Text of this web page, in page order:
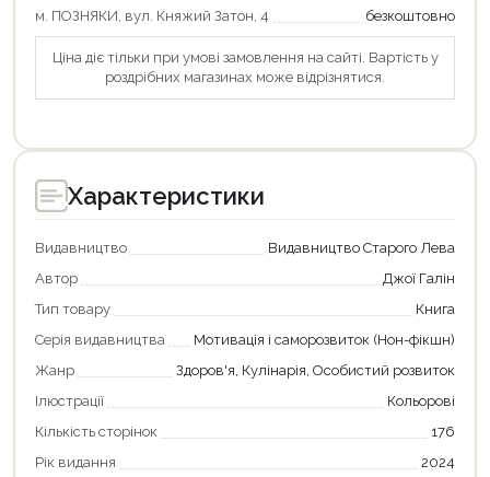
м. ПОЗНЯКИ, вул. Княжий Затон, 4 безкоштовно
Ціна діє тільки при умові замовлення на сайті. Вартість у
роздрібних магазинах може відрізнятися.
Характеристики
Видавництво
Видавництво Старого Лева
Автор
Джої Галін
Тип товару
Книга
Серія видавництва
Мотивація і саморозвиток (Нон-фікшн)
Жанр
Здоров'я, Кулінарія, Особистий розвиток
Ілюстрації
Кольорові
Кількість сторінок
176
Рік видання
2024
Продовжити покупки